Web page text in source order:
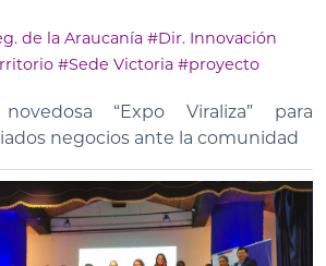
de la Araucanía #Dir. Innovación
#Sede Victoria #proyecto
“Expo Viraliza” para
negocios ante la comunidad